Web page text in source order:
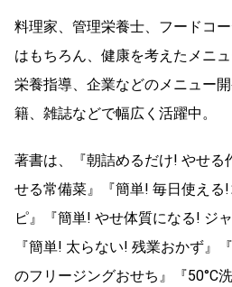
料理家、管理栄養士、フードコ
はもちろん、健康を考えたメニ
栄養指導、企業などのメニュー
籍、雑誌などで幅広く活躍中。
著書は、『朝詰めるだけ! やせる
せる常備菜』『簡単! 毎日使える
ピ』『簡単! やせ体質になる! ジ
『簡単! 太らない! 残業おかず』
のフリージングおせち』『50°C